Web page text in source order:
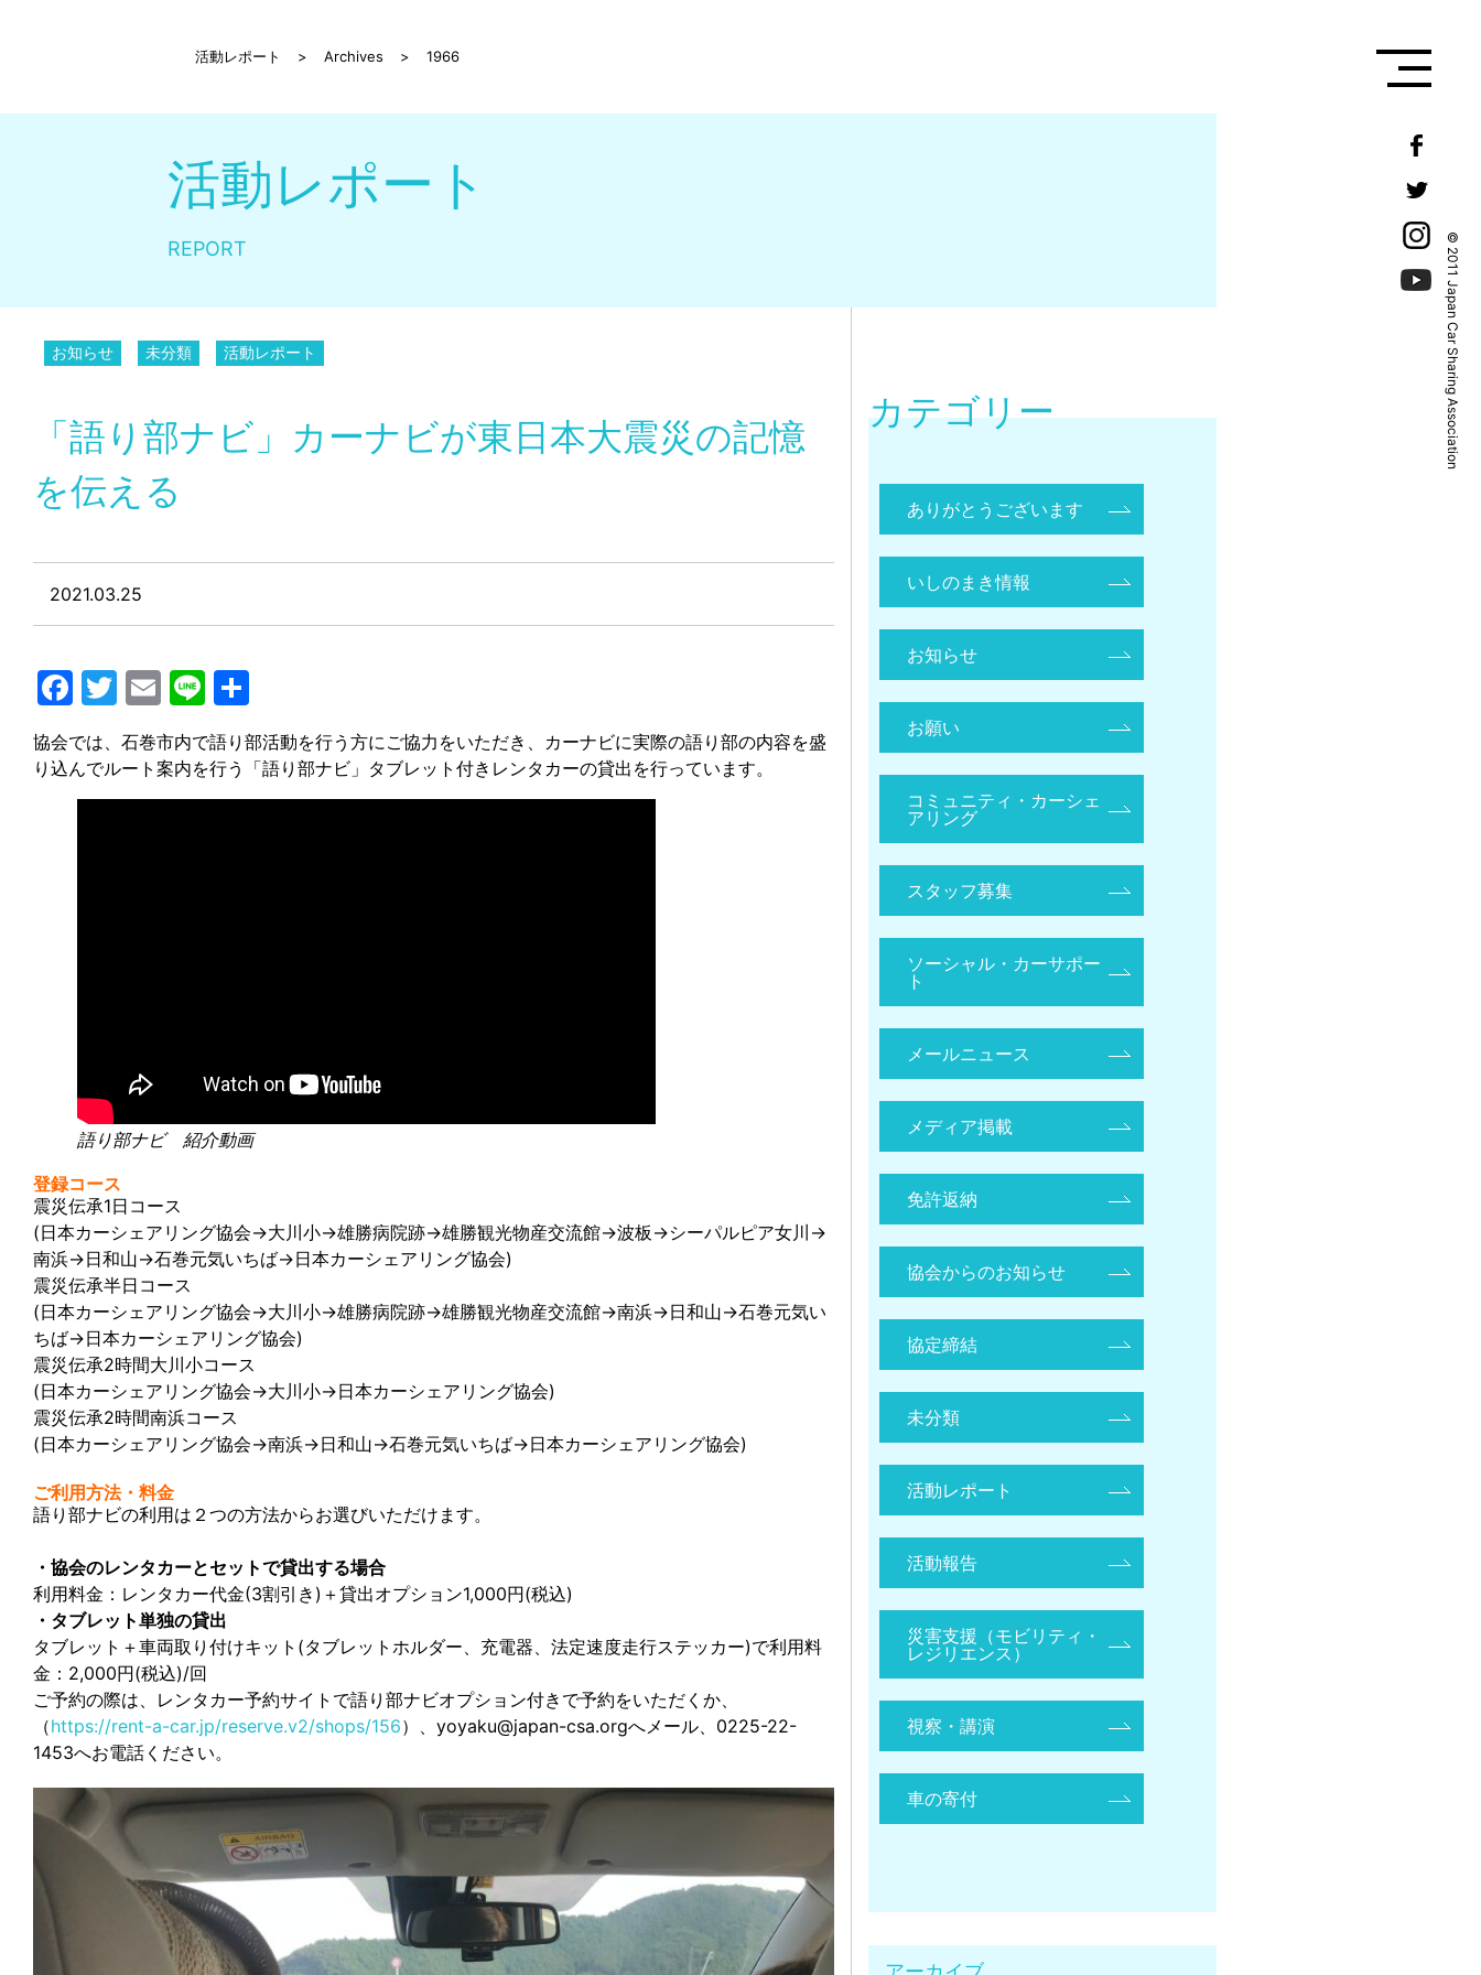
© 2011 Japan Car Sharing Association
活動レポート > Archives > 1966
活動レポート
REPORT
お知らせ 未分類 活動レポート
「語り部ナビ」カーナビが東日本大震災の記憶
を伝える
2021.03.25
Facebook
Twitter
Email
Line
有
協会では、石巻市内で語り部活動を行う方にご協力をいただき、カーナビに実際の語り部の内容を盛
り込んでルート案内を行う「語り部ナビ」タブレット付きレンタカーの貸出を行っています。
語り部ナビ 紹介動画
登録コース
震災伝承1日コース
(日本カーシェアリング協会→大川小→雄勝病院跡→雄勝観光物産交流館→波板→シーパルピア女川→
南浜→日和山→石巻元気いちば→日本カーシェアリング協会)
震災伝承半日コース
(日本カーシェアリング協会→大川小→雄勝病院跡→雄勝観光物産交流館→南浜→日和山→石巻元気い
ちば→日本カーシェアリング協会)
震災伝承2時間大川小コース
(日本カーシェアリング協会→大川小→日本カーシェアリング協会)
震災伝承2時間南浜コース
(日本カーシェアリング協会→南浜→日和山→石巻元気いちば→日本カーシェアリング協会)
ご利用方法・料金
語り部ナビの利用は２つの方法からお選びいただけます。
・協会のレンタカーとセットで貸出する場合
利用料金：レンタカー代金(3割引き)＋貸出オプション1,000円(税込)
・タブレット単独の貸出
タブレット＋車両取り付けキット(タブレットホルダー、充電器、法定速度走行ステッカー)で利用料
金：2,000円(税込)/回
ご予約の際は、レンタカー予約サイトで語り部ナビオプション付きで予約をいただくか、
（https://rent-a-car.jp/reserve.v2/shops/156）、yoyaku@japan-csa.orgへメール、0225-22-
1453へお電話ください。
カテゴリー
ありがとうございます
いしのまき情報
お知らせ
お願い
コミュニティ・カーシェ
アリング
スタッフ募集
ソーシャル・カーサポー
ト
メールニュース
メディア掲載
免許返納
協会からのお知らせ
協定締結
未分類
活動レポート
活動報告
災害支援（モビリティ・
レジリエンス）
視察・講演
車の寄付